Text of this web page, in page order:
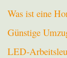
Was ist eine
Günstige
LED-